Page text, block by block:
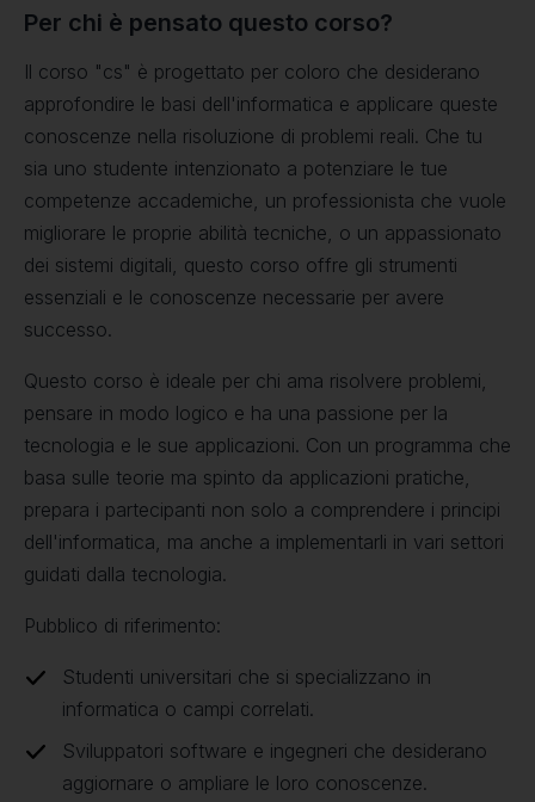
Per chi è pensato questo corso?
Il corso "cs" è progettato per coloro che desiderano
approfondire le basi dell'informatica e applicare queste
conoscenze nella risoluzione di problemi reali. Che tu
sia uno studente intenzionato a potenziare le tue
competenze accademiche, un professionista che vuole
migliorare le proprie abilità tecniche, o un appassionato
dei sistemi digitali, questo corso offre gli strumenti
essenziali e le conoscenze necessarie per avere
successo.
Questo corso è ideale per chi ama risolvere problemi,
pensare in modo logico e ha una passione per la
tecnologia e le sue applicazioni. Con un programma che
basa sulle teorie ma spinto da applicazioni pratiche,
prepara i partecipanti non solo a comprendere i principi
dell'informatica, ma anche a implementarli in vari settori
guidati dalla tecnologia.
Pubblico di riferimento:
Studenti universitari che si specializzano in
informatica o campi correlati.
Sviluppatori software e ingegneri che desiderano
aggiornare o ampliare le loro conoscenze.